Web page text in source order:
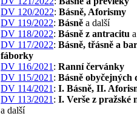
DV 120/2022: Básně, Aforismy
DV 119/2022: Básně a další
DV 118/2022: Básně z antracitu
DV 117/2022: Básně, třásně a
fáborky
DV 116/2021 : Ranní červánky
DV 115/2021 : Básně obyčejných
DV 114/2021 : I. Básně, II.
DV 113/2021 : I. Verše z pražské
a další